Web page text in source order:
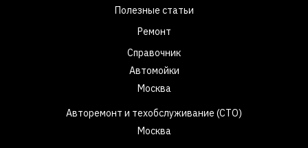
Полезные статьи
Ремонт
Справочник
Автомойки
Москва
Авторемонт и техобслуживание (СТО)
Москва